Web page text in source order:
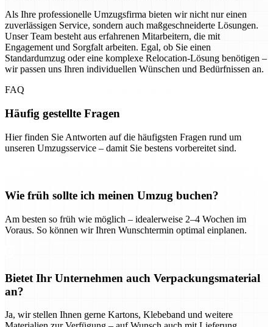
Als Ihre professionelle Umzugsfirma bieten wir nicht nur einen
zuverlässigen Service, sondern auch maßgeschneiderte Lösungen.
Unser Team besteht aus erfahrenen Mitarbeitern, die mit
Engagement und Sorgfalt arbeiten. Egal, ob Sie einen
Standardumzug oder eine komplexe Relocation-Lösung benötigen –
wir passen uns Ihren individuellen Wünschen und Bedürfnissen an.
FAQ
Häufig gestellte Fragen
Hier finden Sie Antworten auf die häufigsten Fragen rund um
unseren Umzugsservice – damit Sie bestens vorbereitet sind.
Wie früh sollte ich meinen Umzug buchen?
Am besten so früh wie möglich – idealerweise 2–4 Wochen im
Voraus. So können wir Ihren Wunschtermin optimal einplanen.
Bietet Ihr Unternehmen auch Verpackungsmaterial
an?
Ja, wir stellen Ihnen gerne Kartons, Klebeband und weitere